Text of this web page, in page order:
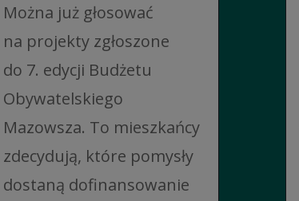
Można już głosować
na projekty zgłoszone
do 7. edycji Budżetu
Obywatelskiego
Mazowsza. To mieszkańcy
zdecydują, które pomysły
dostaną dofinansowanie